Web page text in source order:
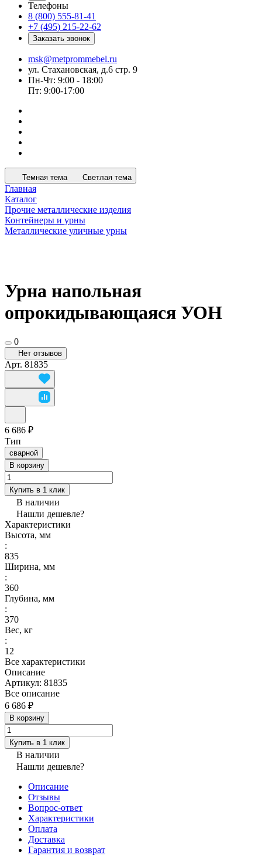
Телефоны
8 (800) 555-81-41
+7 (495) 215-22-62
Заказать звонок
msk@metprommebel.ru
ул. Стахановская, д.6 стр. 9
Пн-Чт: 9:00 - 18:00
Пт: 9:00-17:00
Темная тема Светлая тема
Главная
Каталог
Прочие металлические изделия
Контейнеры и урны
Металлические уличные урны
Урна напольная
опрокидывающаяся УОН
0
Нет отзывов
Арт. 81835
6 686 ₽
Тип
сварной
В корзину
Купить в 1 клик
В наличии
Нашли дешевле?
Характеристики
Высота, мм
:
835
Ширина, мм
:
360
Глубина, мм
:
370
Вес, кг
:
12
Все характеристики
Описание
Артикул: 81835
Все описание
6 686 ₽
В корзину
Купить в 1 клик
В наличии
Нашли дешевле?
Описание
Отзывы
Вопрос-ответ
Характеристики
Оплата
Доставка
Гарантия и возврат